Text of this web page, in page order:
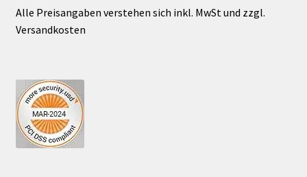
Alle Preisangaben verstehen sich inkl. MwSt und zzgl.
Versandkosten